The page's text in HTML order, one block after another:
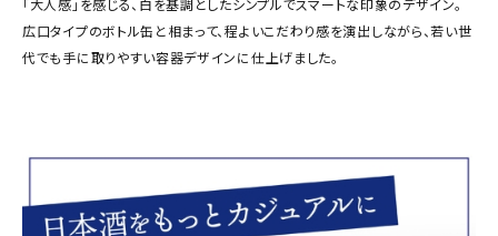
広口タイプのボトル缶と相まって、程よいこだわり感を演出しながら、若い世
代でも手に取りやすい容器デザインに仕上げました。